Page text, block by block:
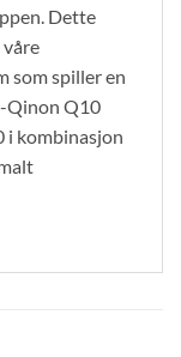
Dette
som spiller en
Qinon Q10
i kombinasjon